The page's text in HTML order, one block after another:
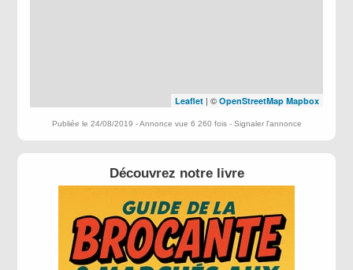
Leaflet| © OpenStreetMap Mapbox
Publiée le 24/08/2019 - Annonce vue 6 260 fois - Signaler l'annonce
Découvrez notre livre